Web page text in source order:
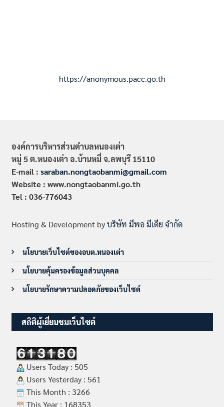
https://anonymous.pacc.go.th
องค์การบริหารส่วนตำบลหนองเต่า
หมู่ 5 ต.หนองเต่า อ.บ้านหมี่ จ.ลพบุรี 15110
E-mail : saraban.nongtaobanmi@gmail.com
Website : www.nongtaobanmi.go.th
Tel : 036-776043
Hosting & Development byบริษัท มีพอ มีเดีย จำกัด
นโยบายเว็บไซต์ของอบต.หนองเต่า
นโยบายคุ้มครองข้อมูลส่วนบุคคล
นโยบายรักษาความปลอดภัยของเว็บไซต์
สถิติผู้เยี่ยมชมเว็บไซต์
Users Today : 505
Users Yesterday : 561
This Month : 3266
This Year : 168353